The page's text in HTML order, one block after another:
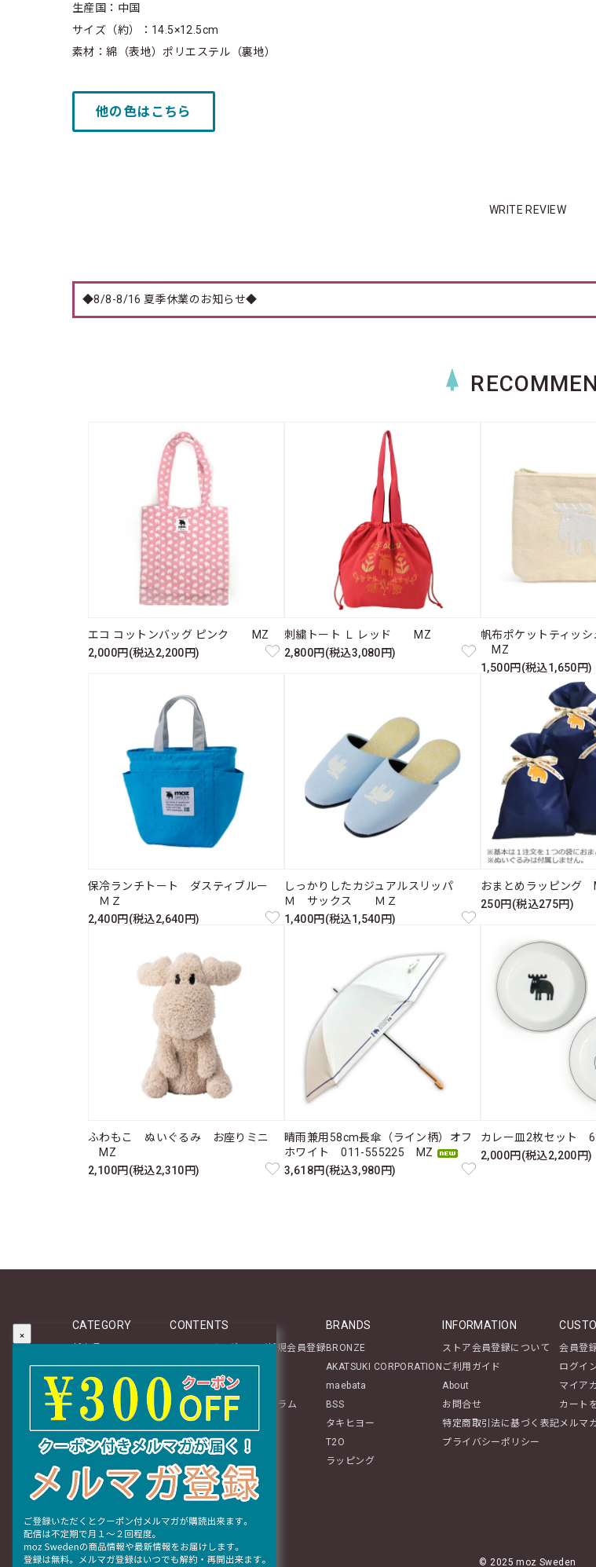
生産国：中国
サイズ（約）：14.5×12.5cm
素材：綿（表地）ポリエステル（裏地）
他の色はこちら
WRITE REVIEW
◆8/8-8/16 夏季休業のお知らせ◆
エコ コットンバッグ ピンク MZ
2,000円(税込2,200円)
刺繍トート Ｌ レッド MZ
2,800円(税込3,080円)
帆布ポケットティッ
MZ
1,500円(税込1,650円)
保冷ランチトート ダスティブルー
ＭＺ
2,400円(税込2,640円)
しっかりしたカジュアルスリッパ
Ｍ サックス ＭＺ
1,400円(税込1,540円)
おまとめラッピング
250円(税込275円)
ふわもこ ぬいぐるみ お座りミニ
MZ
2,100円(税込2,310円)
晴雨兼用58cm長傘（ライン柄）オフ
ホワイト 011-555225 MZ
3,618円(税込3,980円)
カレー皿2枚セット
2,000円(税込2,200円)
CATEGORY
テーブルウェア
ステーショナリー
生活雑貨
インテリア
ぬいぐるみ・チャーム
ギフト
おすすめグッズ特集
CONTENTS
マイページログイン／新規会員登録
About
レビュー投稿のご案内
mozアイテムに関するコラム
BRANDS
BRONZE
AKATSUKI CORPORATION
maebata
BSS
タキヒヨー
T2O
ラッピング
INFORMATION
ストア会員登録について
ご利用ガイド
About
お問合せ
特定商取引法に基づく表記
プライバシーポリシー
会員登
ログイ
マイア
カート
メルマ
© 2025 moz Sweden
×